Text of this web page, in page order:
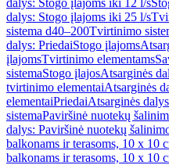
dalys: Stogo įlajoms iki 12 l/s
dalys: Stogo įlajoms iki 25 l/s
sistema d40–200Tvirtinimo
dalys: PriedaiStogo įlajoms
įlajomsTvirtinimo elementams
sistemaStogo įlajosAtsarginės
tvirtinimo elementaiAtsarginės
elementaiPriedaiAtsarginės
sistemaPaviršinė nuotekų
dalys: Paviršinė nuotekų
balkonams ir terasoms, 10 x 10
balkonams ir terasoms, 10 x 10